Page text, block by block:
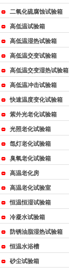
{_ComName}
二氧化硫腐蚀试验箱
高低温试验箱
高低温湿热试验箱
高低温交变试验箱
高低温交变湿热试验箱
高低温冲击试验箱
快速温度变化试验箱
紫外光老化试验箱
光照老化试验箱
氙灯老化试验箱
臭氧老化试验箱
高温老化房
高温老化试验室
恒温恒湿试验箱
冷凝水试验箱
防锈油脂湿热试验箱
恒温水浴槽
砂尘试验箱